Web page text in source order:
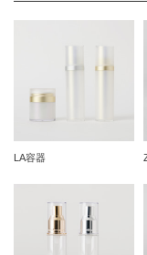
LA容器